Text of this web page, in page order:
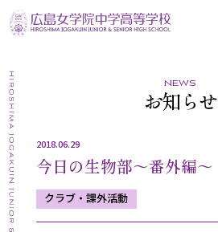
news
お知らせ
2018.06.29
今日の生物部～番外編～
クラブ・課外活動